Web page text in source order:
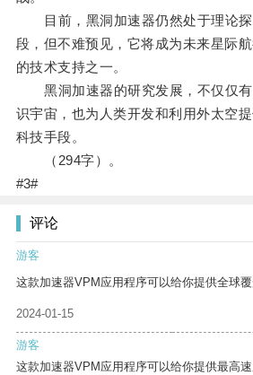
目前，黑洞加速器仍然处于理论探
段，但不难预见，它将成为未来星际
的技术支持之一。
黑洞加速器的研究发展，不仅仅有
识宇宙，也为人类开发和利用外太空
科技手段。
（294字）。
#3#
评论
游客
这款加速器VPM应用程序可以给你提供全球覆
2024-01-15
游客
这款加速器VPM应用程序可以给你提供最高